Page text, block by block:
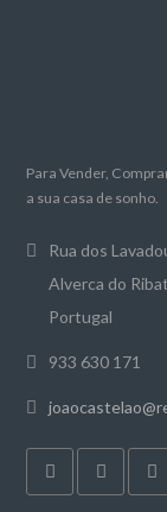
Para Vender,
a sua casa de sonho.
Rua dos
Alverca do
Portugal
933 630 171